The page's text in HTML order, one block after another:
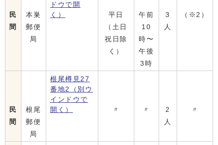
民
間
本巣
郵便
局
ドウで開
く）
平日
（土日
祝日除
く）
午前
10
時〜
午後
3時
3
人
（※2）
民
間
根尾
郵便
局
根尾樽見27
番地2
（別ウ
インドウで
開く）
〃 〃
2
人
〃